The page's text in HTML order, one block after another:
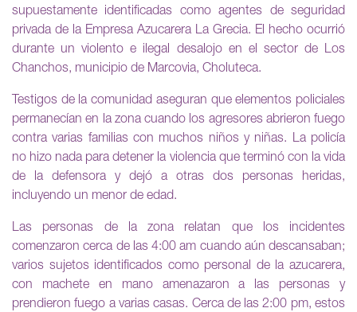
supuestamente identificadas como agentes de seguridad
privada de la Empresa Azucarera La Grecia. El hecho ocurrió
durante un violento e ilegal desalojo en el sector de Los
Chanchos, municipio de Marcovia, Choluteca.
Testigos de la comunidad aseguran que elementos policiales
permanecían en la zona cuando los agresores abrieron fuego
contra varias familias con muchos niños y niñas. La policía
no hizo nada para detener la violencia que terminó con la vida
de la defensora y dejó a otras dos personas heridas,
incluyendo un menor de edad.
Las personas de la zona relatan que los incidentes
comenzaron cerca de las 4:00 am cuando aún descansaban;
varios sujetos identificados como personal de la azucarera,
con machete en mano amenazaron a las personas y
prendieron fuego a varias casas. Cerca de las 2:00 pm, estos